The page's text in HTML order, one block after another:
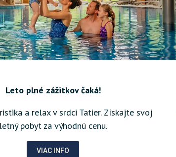
Dokonalý relax v Malom
Leto plné zážitkov čaká!
a relax v srdci Tatier. Získajte svoj
letný pobyt za výhodnú cenu.
VIAC INFO